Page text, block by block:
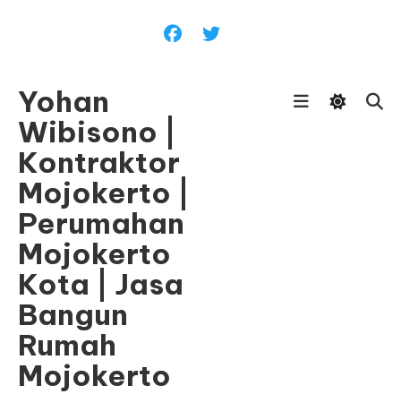
Yohan
Wibisono |
Kontraktor
Mojokerto |
Perumahan
Mojokerto
Kota | Jasa
Bangun
Rumah
Mojokerto